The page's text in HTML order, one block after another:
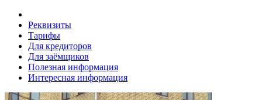
Реквизиты
Тарифы
Для кредиторов
Для заёмщиков
Полезная информация
Интересная информация